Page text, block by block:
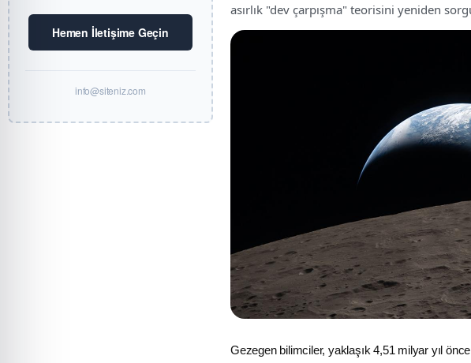
Hemen İletişime Geçin
info@siteniz.com
asırlık "dev çarpışma" teorisini yeniden
Gezegen bilimciler, yaklaşık 4,51 milyar yıl